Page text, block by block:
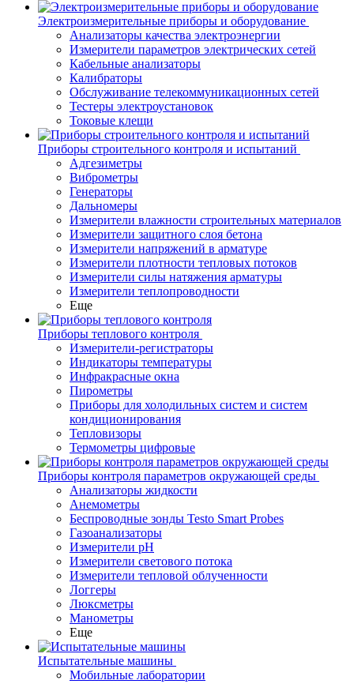
Электроизмерительные приборы и оборудование
Анализаторы качества электроэнергии
Измерители параметров электрических сетей
Кабельные анализаторы
Калибраторы
Обслуживание телекоммуникационных сетей
Тестеры электроустановок
Токовые клещи
Приборы строительного контроля и испытаний
Адгезиметры
Виброметры
Генераторы
Дальномеры
Измерители влажности строительных материалов
Измерители защитного слоя бетона
Измерители напряжений в арматуре
Измерители плотности тепловых потоков
Измерители силы натяжения арматуры
Измерители теплопроводности
Еще
Приборы теплового контроля
Измерители-регистраторы
Индикаторы температуры
Инфракрасные окна
Пирометры
Приборы для холодильных систем и систем
кондиционирования
Тепловизоры
Термометры цифровые
Приборы контроля параметров окружающей среды
Анализаторы жидкости
Анемометры
Беспроводные зонды Testo Smart Probes
Газоанализаторы
Измерители pH
Измерители светового потока
Измерители тепловой облученности
Логгеры
Люксметры
Манометры
Еще
Испытательные машины
Мобильные лаборатории